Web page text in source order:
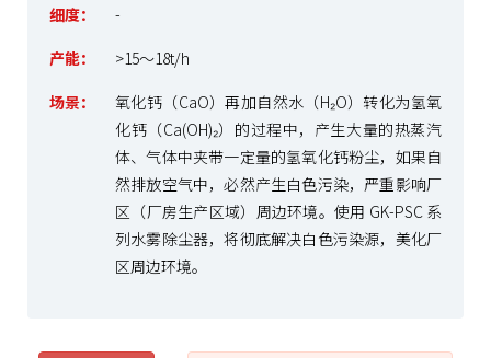
细度：
-
产能：
>15～18t/h
场景：
氧化钙（CaO）再加自然水（H₂O）转化为氢氧
化钙（Ca(OH)₂）的过程中，产生大量的热蒸汽
体、气体中夹带一定量的氢氧化钙粉尘，如果自
然排放空气中，必然产生白色污染，严重影响厂
区（厂房生产区域）周边环境。使用 GK-PSC 系
列水雾除尘器，将彻底解决白色污染源，美化厂
区周边环境。